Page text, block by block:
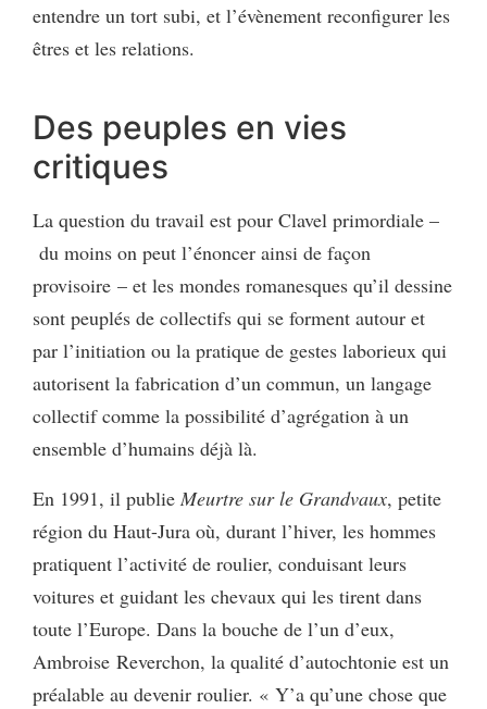
entendre un tort subi, et l’évènement reconfigurer les
êtres et les relations.
Des peuples en vies
critiques
La question du travail est pour Clavel primordiale –
du moins on peut l’énoncer ainsi de façon
provisoire – et les mondes romanesques qu’il dessine
sont peuplés de collectifs qui se forment autour et
par l’initiation ou la pratique de gestes laborieux qui
autorisent la fabrication d’un commun, un langage
collectif comme la possibilité d’agrégation à un
ensemble d’humains déjà là.
En 1991, il publie Meurtre sur le Grandvaux, petite
région du Haut-Jura où, durant l’hiver, les hommes
pratiquent l’activité de roulier, conduisant leurs
voitures et guidant les chevaux qui les tirent dans
toute l’Europe. Dans la bouche de l’un d’eux,
Ambroise Reverchon, la qualité d’autochtonie est un
préalable au devenir roulier. « Y’a qu’une chose que